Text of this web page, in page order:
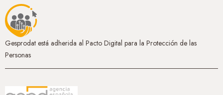
Gesprodat está adherida al Pacto Digital para la Protección de las
Personas